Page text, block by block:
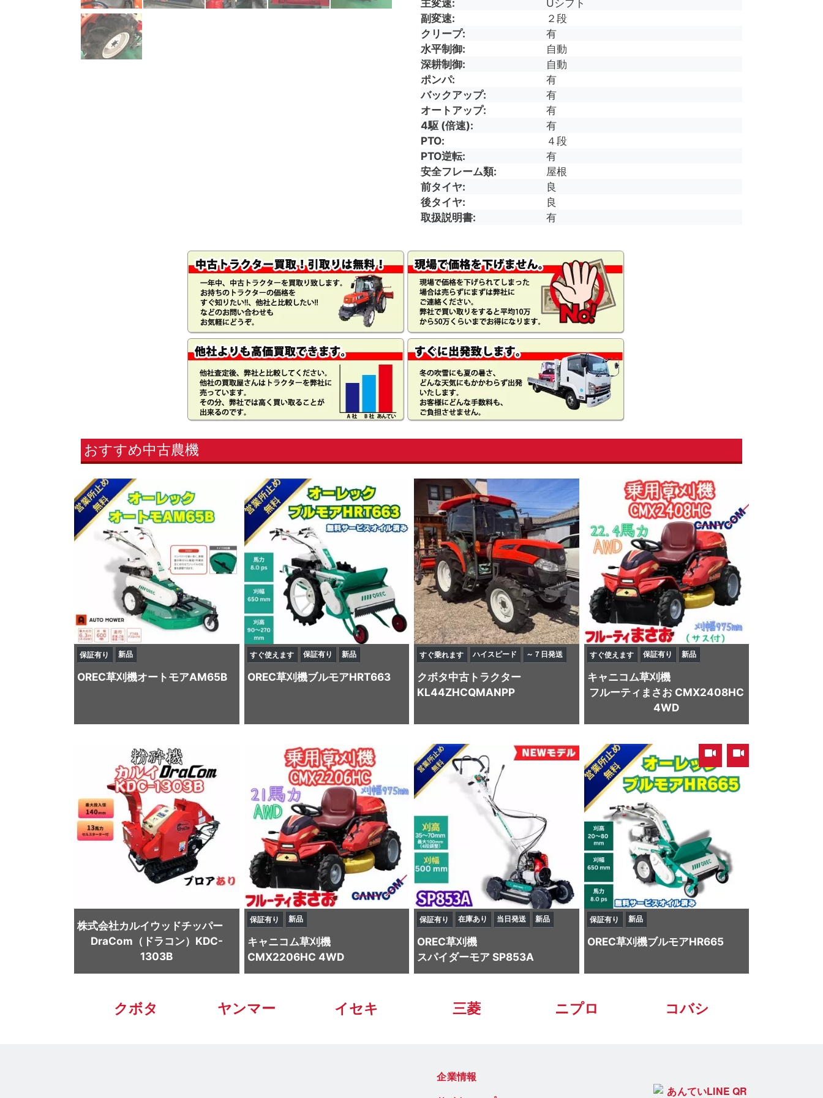
主変速
Uシフト
副変速
２段
クリープ
有
水平制御
自動
深耕制御
自動
ポンパ
有
バックアップ
有
オートアップ
有
4駆 (倍速)
有
PTO
４段
PTO逆転
有
安全フレーム類
屋根
前タイヤ
良
後タイヤ
良
取扱説明書
有
おすすめ中古農機
保証有り 新品
OREC草刈機オートモアAM65B
すぐ使えます 保証有り 新品
OREC草刈機ブルモアHRT663
すぐ乗れます ハイスピード ～７日発送
クボタ中古トラクター
KL44ZHCQMANPP
すぐ使えます 保証有り 新品
キャニコム草刈機
フルーティまさお CMX2408HC
4WD
株式会社カルイウッドチッパー
DraCom（ドラコン）KDC-
1303B
保証有り 新品
キャニコム草刈機
CMX2206HC 4WD
保証有り 在庫あり 当日発送 新品
OREC草刈機
スパイダーモア SP853A
保証有り 新品
OREC草刈機ブルモアHR665
クボタ ヤンマー イセキ 三菱 ニプロ コバシ
企業情報